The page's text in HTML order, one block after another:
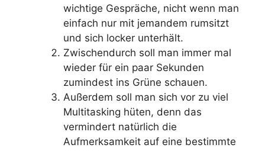
wichtige Gespräche, nicht wenn man
einfach nur mit jemandem rumsitzt
und sich locker unterhält.
Zwischendurch soll man immer mal
wieder für ein paar Sekunden
zumindest ins Grüne schauen.
Außerdem soll man sich vor zu viel
Multitasking hüten, denn das
vermindert natürlich die
Aufmerksamkeit auf eine bestimmte